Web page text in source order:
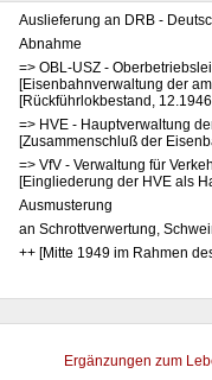
Auslieferung an DRB -
Abnahme
=> OBL-USZ -
[Eisenbahnverwaltung der
[Rückführlokbestand,
=> HVE - Hauptverwaltung
[Zusammenschluß der
=> VfV - Verwaltung für
[Eingliederung der HVE als
Ausmusterung
an Schrottverwertung,
++ [Mitte 1949 im Rahmen
Ergänzungen zum